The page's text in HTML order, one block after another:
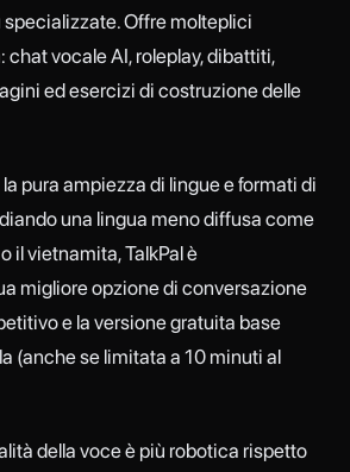
Offre molteplici
chat vocale AI, roleplay, dibattiti,
ed esercizi di costruzione delle
la pura ampiezza di lingue e formati di
una lingua meno diffusa come
il vietnamita, TalkPal è
migliore opzione di conversazione
e la versione gratuita base
(anche se limitata a 10 minuti al
della voce è più robotica rispetto